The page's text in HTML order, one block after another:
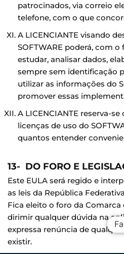
patrocinados, via correio
telefone, com o que
A LICENCIANTE visando
SOFTWARE poderá, com
estudar, analisar dados,
sempre sem identificação
utilizar as informações do
promover essas
A LICENCIANTE reserva-
licenças de uso do
quantos entender
13- DO FORO E
Este EULA será regido e
as leis da República
Fica eleito o foro da Comarca
dirimir qualquer dúvida na
expressa renúncia de
existir.